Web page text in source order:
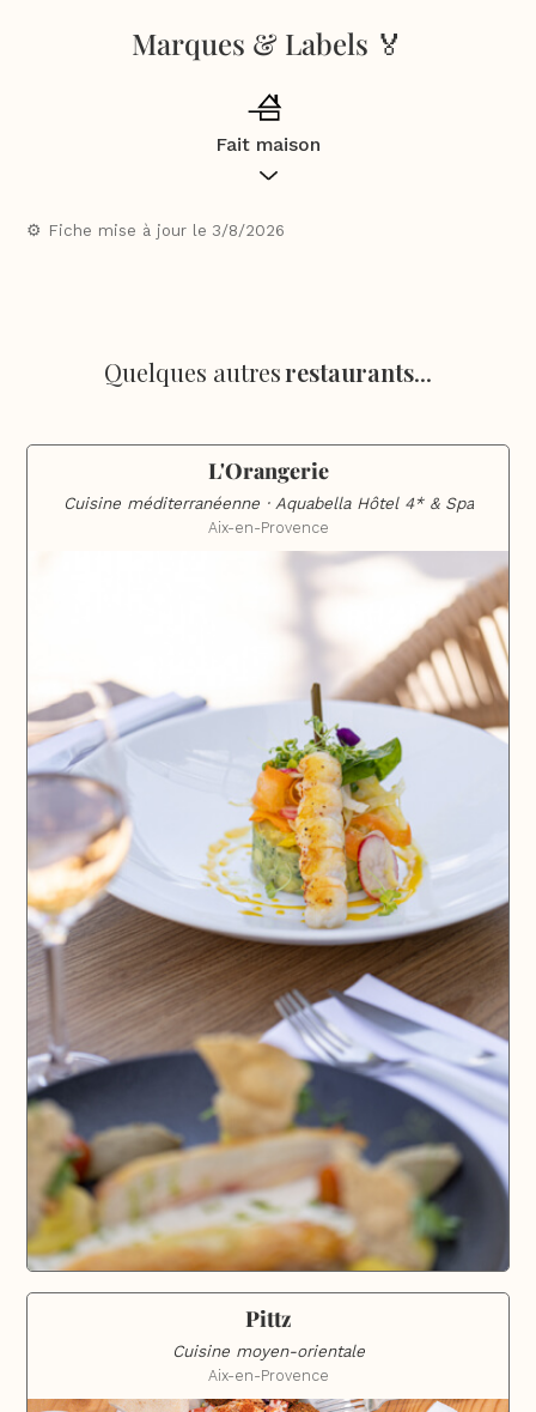
Marques & Labels 🏅
Fait maison
Les restaurants et les commerces de bouche mentionnés
préparations majoritairement enfait maison
⚙️ Fiche mise à jour le 3/8/2026
Quelques autresrestaurants...
L'Orangerie
Cuisine méditerranéenne · Aquabella Hôtel 4* & Spa
Aix-en-Provence
Pittz
Cuisine moyen-orientale
Aix-en-Provence